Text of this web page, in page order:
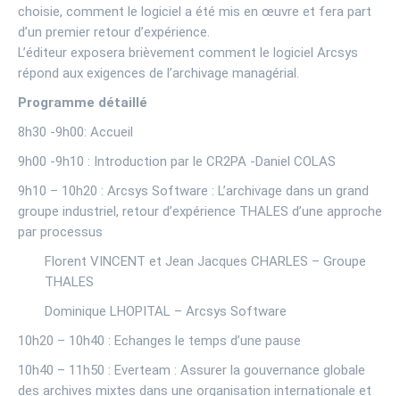
choisie, comment le logiciel a été mis en œuvre et fera part
d’un premier retour d’expérience.
L’éditeur exposera brièvement comment le logiciel Arcsys
répond aux exigences de l’archivage managérial.
Programme détaillé
8h30 -9h00: Accueil
9h00 -9h10 : Introduction par le CR2PA -Daniel COLAS
9h10 – 10h20 : Arcsys Software : L’archivage dans un grand
groupe industriel, retour d’expérience THALES d’une approche
par processus
Florent VINCENT et Jean Jacques CHARLES – Groupe
THALES
Dominique LHOPITAL – Arcsys Software
10h20 – 10h40 : Echanges le temps d’une pause
10h40 – 11h50 : Everteam : Assurer la gouvernance globale
des archives mixtes dans une organisation internationale et